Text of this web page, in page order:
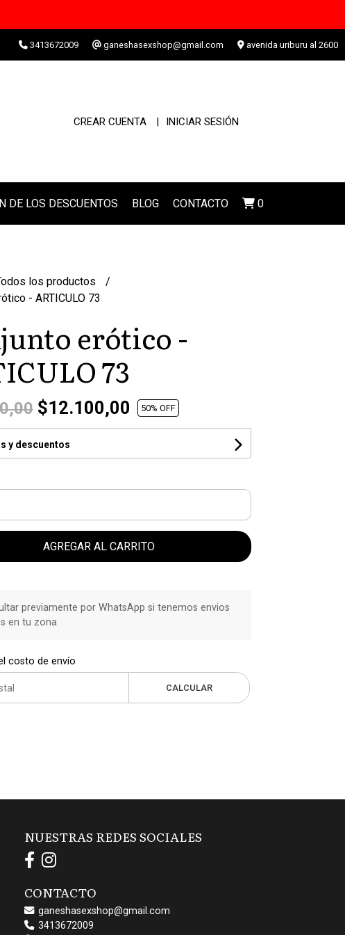
3413672009 ganeshasexshop@gmail.com avenida uriburu al 2600
CREAR CUENTA INICIAR SESIÓN
DE LOS DESCUENTOS BLOG CONTACTO 0
los productos
- ARTICULO 73
erótico -
73
$12.100,00 50% OFF
y descuentos
AGREGAR AL CARRITO
previamente por WhatsApp si tenemos envios
en tu zona
costo de envío
CALCULAR
NUESTRAS REDES SOCIALES
CONTACTO
ganeshasexshop@gmail.com
3413672009